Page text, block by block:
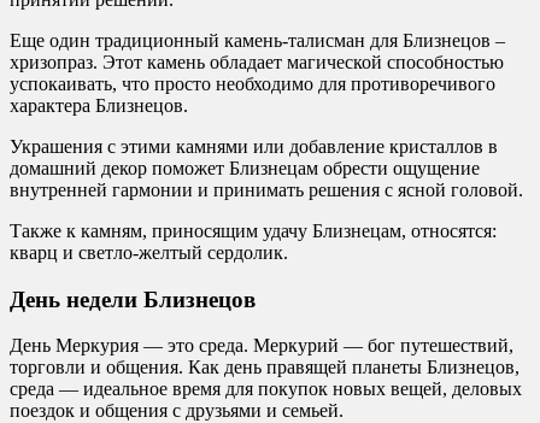
Еще один традиционный камень-талисман для Близнецов –
хризопраз. Этот камень обладает магической способностью
успокаивать, что просто необходимо для противоречивого
характера Близнецов.
Украшения с этими камнями или добавление кристаллов в
домашний декор поможет Близнецам обрести ощущение
внутренней гармонии и принимать решения с ясной головой.
Также к камням, приносящим удачу Близнецам, относятся:
кварц и светло-желтый сердолик.
День недели Близнецов
День Меркурия — это среда. Меркурий — бог путешествий,
торговли и общения. Как день правящей планеты Близнецов,
среда — идеальное время для покупок новых вещей, деловых
поездок и общения с друзьями и семьей.